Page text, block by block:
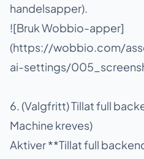
handelsapper).
![Bruk Wobbio-apper]
(https://wobbio.com/
ai-settings/
6. (Valgfritt) Tillat full
Machine kreves)
Aktiver **Tillat full